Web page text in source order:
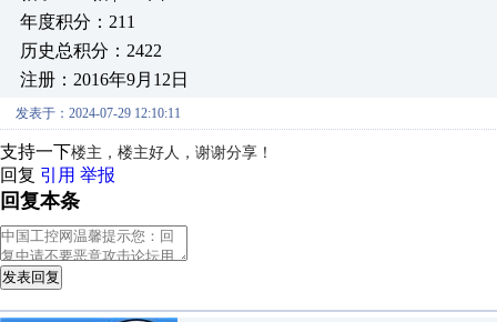
年度积分：211
历史总积分：2422
注册：2016年9月12日
发表于：2024-07-29 12:10:11
支持一下楼主，楼主好人，谢谢分享！
回复 引用 举报
回复本条
发表回复